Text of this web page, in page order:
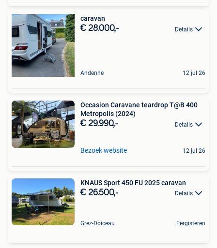
caravan
€ 28.000,- Details
Andenne 12 jul 26
Occasion Caravane teardrop T@B 400
Metropolis (2024)
€ 29.990,- Details
Bezoek website 12 jul 26
KNAUS Sport 450 FU 2025 caravan
€ 26.500,- Details
Grez-Doiceau Eergisteren